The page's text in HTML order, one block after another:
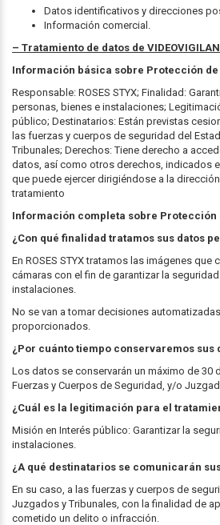
Datos identificativos y direcciones
Información comercial.
– Tratamiento de datos de
Información básica sobre Protección de
Responsable: ROSES STYX; Finalidad:
personas, bienes e instalaciones;
público; Destinatarios: Están previstas
las fuerzas y cuerpos de seguridad del
Tribunales; Derechos: Tiene derecho a
datos, así como otros derechos, indicados
que puede ejercer dirigiéndose a la
tratamiento
Información completa sobre Protección
¿Con qué finalidad tratamos sus datos
En ROSES STYX tratamos las imágenes
cámaras con el fin de garantizar la
instalaciones.
No se van a tomar decisiones
proporcionados.
¿Por cuánto tiempo conservaremos sus
Los datos se conservarán un máximo de 30
Fuerzas y Cuerpos de Seguridad, y/o
¿Cuál es la legitimación para el
Misión en Interés público: Garantizar la
instalaciones.
¿A qué destinatarios se comunicarán
En su caso, a las fuerzas y cuerpos de
Juzgados y Tribunales, con la finalidad de
cometido un delito o infracción.